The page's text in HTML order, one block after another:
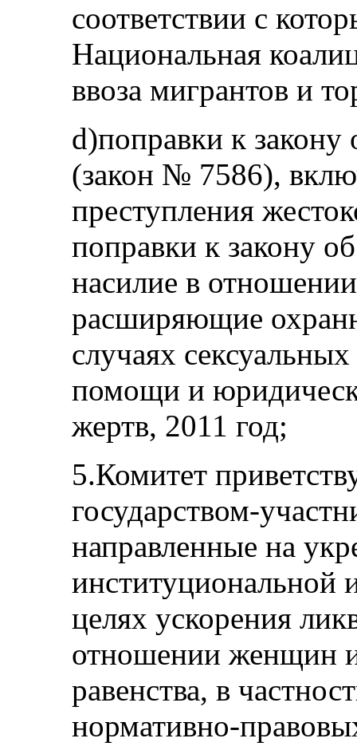
соответствии с
Национальная
ввоза мигрантов и
d)поправки к
(закон № 7586),
преступления
поправки к закону
насилие в
расширяющие
случаях
помощи и
жертв, 2011 год;
5.Комитет
государством-
направленные на
институциональной
целях ускорения
отношении женщин
равенства, в
нормативно-